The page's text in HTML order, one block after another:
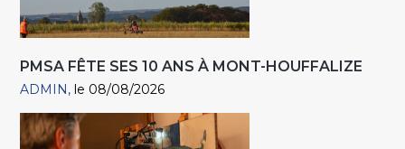
PMSA FÊTE SES 10 ANS À MONT-HOUFFALIZE
ADMIN le 08/08/2026